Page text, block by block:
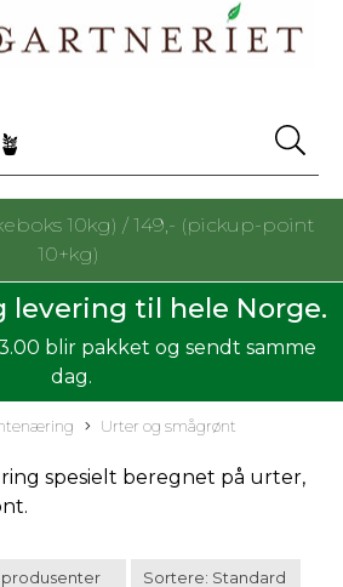
10kg) / 149,- (pickup-point
10+kg)
levering til hele Norge.
blir pakket og sendt samme
dag.
Urter og smågrønt
spesielt beregnet på urter,